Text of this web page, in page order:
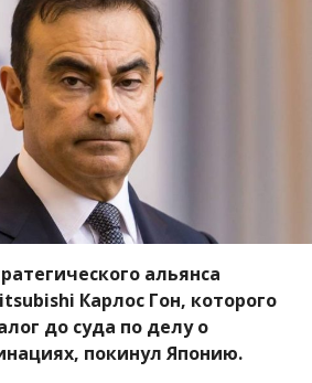
альянса
Карлос Гон, которого
до суда по делу о
покинул Японию.